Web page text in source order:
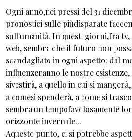
Ogni anno,nei pressi del 31
pronostici sulle piùdisparate
sull'umanità. In questi giorni,fra tv,
web, sembra che il futuro non
scandagliato in ogni aspetto: dal
influenzeranno le nostre esistenze,
sivestirà, a quello in cui si
a comesi spenderà, a come si
sembra un tempofavolosamente
orizzonte invernale...
Aquesto punto, ci si potrebbe